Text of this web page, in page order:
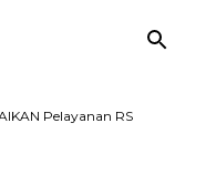
Pelayanan RS